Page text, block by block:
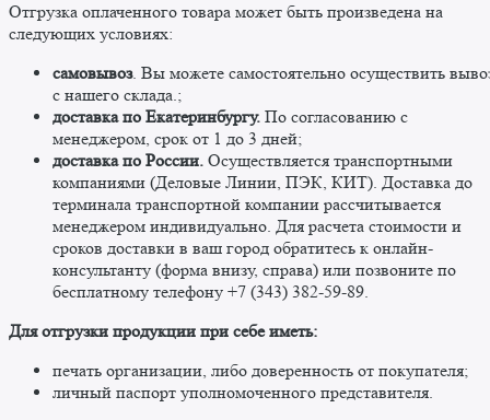
Отгрузка оплаченного товара может быть произведена на
следующих условиях:
самовывоз. Вы можете самостоятельно осуществить
c нашего склада.;
доставка по Екатеринбургу. По согласованию с
менеджером, срок от 1 до 3 дней;
доставка по России. Осуществляется транспортными
компаниями (Деловые Линии, ПЭК, КИТ). Доставка до
терминала транспортной компании рассчитывается
менеджером индивидуально. Для расчета стоимости и
сроков доставки в ваш город обратитесь к онлайн-
консультанту (форма внизу, справа) или позвоните по
бесплатному телефону +7 (343) 382-59-89. ​
​Для отгрузки продукции при себе иметь:
печать организации, либо доверенность от покупателя;
личный паспорт уполномоченного представителя.